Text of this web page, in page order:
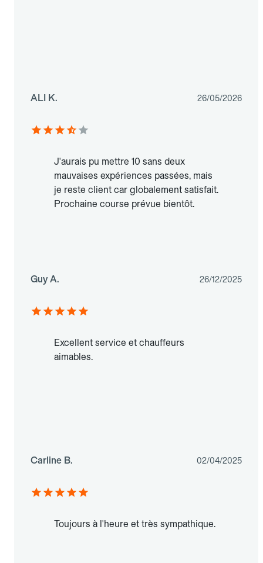
ALI K. 26/05/2026
J'aurais pu mettre 10 sans deux
mauvaises expériences passées, mais
je reste client car globalement satisfait.
Prochaine course prévue bientôt.
Guy A. 26/12/2025
Excellent service et chauffeurs
aimables.
Carline B. 02/04/2025
Toujours à l'heure et très sympathique.